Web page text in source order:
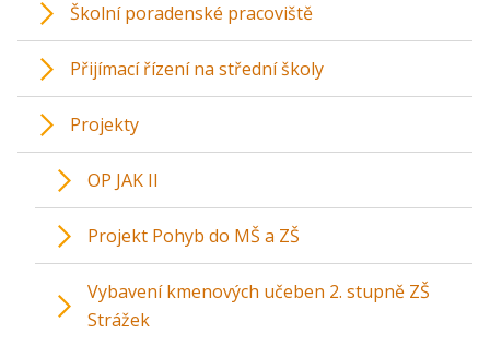
Školní poradenské pracoviště
Přijímací řízení na střední školy
Projekty
OP JAK II
Projekt Pohyb do MŠ a ZŠ
Vybavení kmenových učeben 2. stupně ZŠ
Strážek